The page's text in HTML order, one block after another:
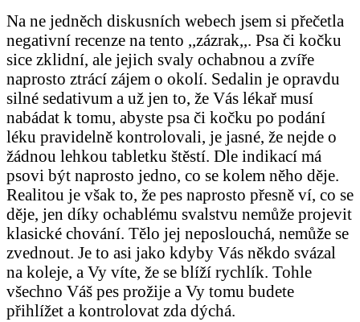
Na ne jedněch diskusních webech jsem si přečetla
negativní recenze na tento ,,zázrak,,. Psa či kočku
sice zklidní, ale jejich svaly ochabnou a zvíře
naprosto ztrácí zájem o okolí. Sedalin je opravdu
silné sedativum a už jen to, že Vás lékař musí
nabádat k tomu, abyste psa či kočku po podání
léku pravidelně kontrolovali, je jasné, že nejde o
žádnou lehkou tabletku štěstí. Dle indikací má
psovi být naprosto jedno, co se kolem něho děje.
Realitou je však to, že pes naprosto přesně ví, co se
děje, jen díky ochablému svalstvu nemůže projevit
klasické chování. Tělo jej neposlouchá, nemůže se
zvednout. Je to asi jako kdyby Vás někdo svázal
na koleje, a Vy víte, že se blíží rychlík. Tohle
všechno Váš pes prožije a Vy tomu budete
přihlížet a kontrolovat zda dýchá.